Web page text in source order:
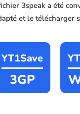
3speak a été
et le
YT1Save
3GP